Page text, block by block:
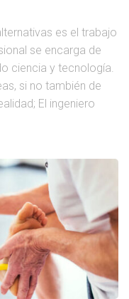
es el trabajo
se encarga de
ciencia y tecnología.
si no también de
El ingeniero